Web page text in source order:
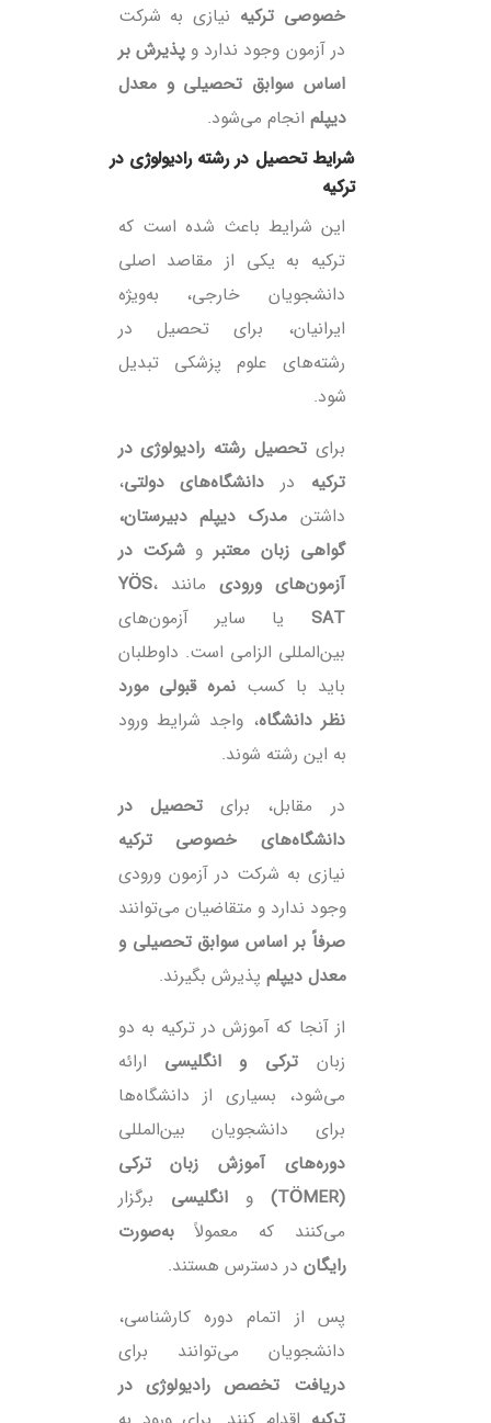
خصوصی ترکیه نیازی به شرکت
در آزمون وجود ندارد وپذیرش بر
اساس سوابق تحصیلی و معدل
دیپلم انجام می‌شود.
شرایط تحصیل در رشته رادیولوژی در
ترکیه​
این شرایط باعث شده است که
ترکیه به یکی از مقاصد اصلی
دانشجویان خارجی، به‌ویژه
ایرانیان، برای تحصیل در
رشته‌های علوم پزشکی تبدیل
شود.
برایتحصیل رشته رادیولوژی در
ترکیه دردانشگاه‌های دولتی،
داشتنمدرک دیپلم دبیرستان،
گواهی زبان معتبر وشرکت در
آزمون‌های ورودی مانند YÖS،
SAT یا سایر آزمون‌های
بین‌المللی الزامی است. داوطلبان
باید با کسبنمره قبولی مورد
نظر دانشگاه، واجد شرایط ورود
به این رشته شوند.
در مقابل، برایتحصیل در
دانشگاه‌های خصوصی ترکیه
نیازی به شرکت در آزمون ورودی
وجود ندارد و متقاضیان می‌توانند
صرفاً بر اساس سوابق تحصیلی و
معدل دیپلم پذیرش بگیرند.
از آنجا که آموزش در ترکیه به دو
زبانترکی و انگلیسی ارائه
می‌شود، بسیاری از دانشگاه‌ها
برای دانشجویان بین‌المللی
دوره‌های آموزش زبان ترکی
(TÖMER)
وانگلیسی برگزار
می‌کنند که معمولاًبه‌صورت
رایگان در دسترس هستند.
پس از اتمام دوره کارشناسی،
دانشجویان می‌توانند برای
دریافت تخصص رادیولوژی در